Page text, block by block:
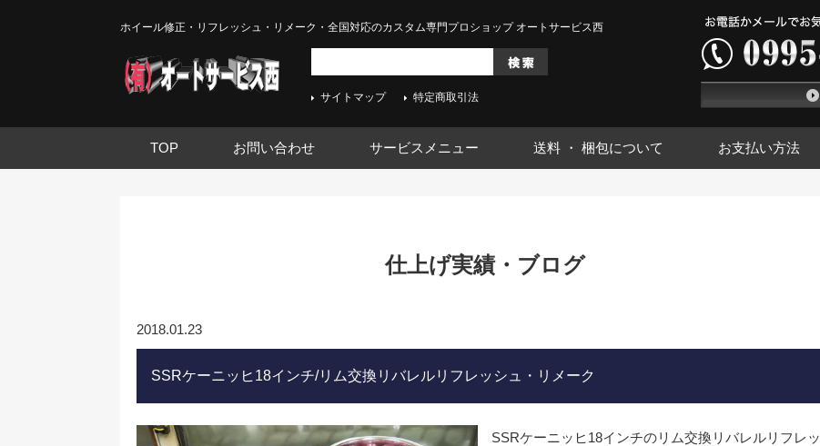
ホイール修正・リフレッシュ・リメーク・全国対応のカスタム専門プロショップ オートサービス西
サイトマップ 特定商取引法
TOP お問い合わせ サービスメニュー 送料 ・ 梱包について お支払い方法
仕上げ実績・ブログ
2018.01.23
SSRケーニッヒ18インチ/リム交換リバレルリフレッシュ・リメーク
SSRケーニッヒ18インチのリム交換リバレルリフレッ